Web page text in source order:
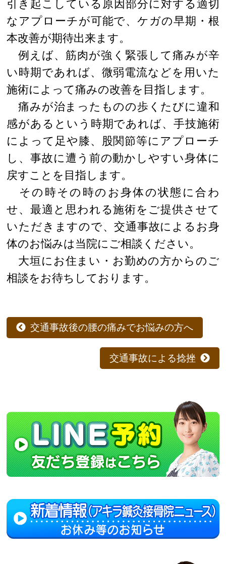
引き起こしている原因部分に対する適切
なアプローチが可能で、ケガの早期・根
本改善が期待出来ます。
例えば、筋肉が強く緊張して痛みが辛
い時期であれば、微弱電流などを用いた
施術によって痛みの改善を目指します。
痛みが治まったものの歩くたびに違和
感があるという時期であれば、手技施術
によって足や膝、股関節等にアプローチ
し、事故に遭う前の動かしやすい身体に
戻すことを目指します。
その時その時のお身体の状態に合わ
せ、最適と思われる施術をご提供させて
いただきますので、交通事故によるお身
体のお悩みは当院にご相談ください。
大垣にお住まい・お勤めの方からのご
相談をお待ちしております。
交通事故後の腰の痛みでお悩みの方へ
交通事故による捻挫